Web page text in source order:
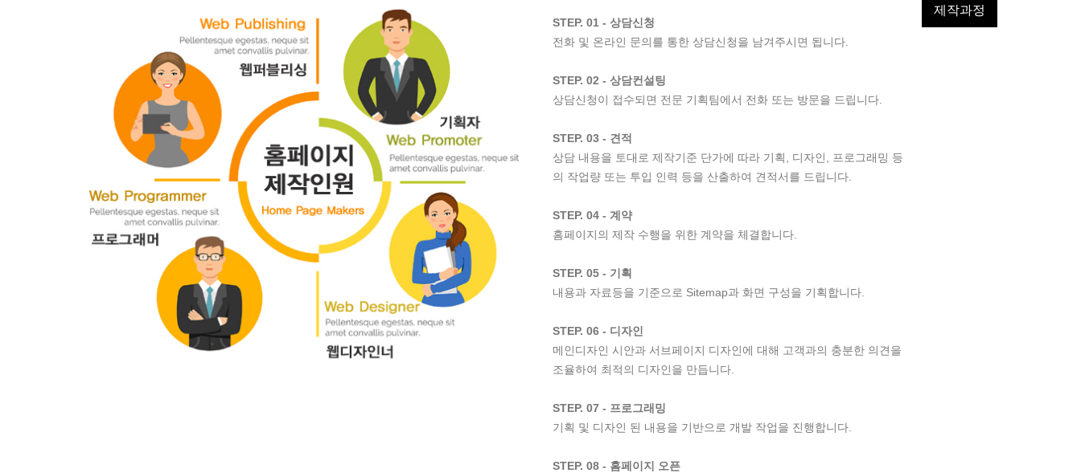
제작과정
STEP. 01 - 상담신청
전화 및 온라인 문의를 통한 상담신청을 남겨주시면 됩니다.
STEP. 02 - 상담컨설팅
상담신청이 접수되면 전문 기획팀에서 전화 또는 방문을 드립니다.
STEP. 03 - 견적
상담 내용을 토대로 제작기준 단가에 따라 기획, 디자인, 프로그래밍 등
의 작업량 또는 투입 인력 등을 산출하여 견적서를 드립니다.
STEP. 04 - 계약
홈페이지의 제작 수행을 위한 계약을 체결합니다.
STEP. 05 - 기획
내용과 자료등을 기준으로 Sitemap과 화면 구성을 기획합니다.
STEP. 06 - 디자인
메인디자인 시안과 서브페이지 디자인에 대해 고객과의 충분한 의견을
조율하여 최적의 디자인을 만듭니다.
STEP. 07 - 프로그래밍
기획 및 디자인 된 내용을 기반으로 개발 작업을 진행합니다.
STEP. 08 - 홈페이지 오픈